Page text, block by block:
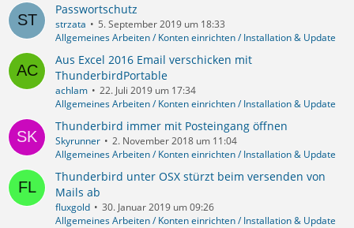
Passwortschutz
strzata
5. September 2019 um 18:33
Allgemeines Arbeiten / Konten einrichten / Installation & Update
Aus Excel 2016 Email verschicken mit
ThunderbirdPortable
achlam
22. Juli 2019 um 17:34
Allgemeines Arbeiten / Konten einrichten / Installation & Update
Thunderbird immer mit Posteingang öffnen
Skyrunner
2. November 2018 um 11:04
Allgemeines Arbeiten / Konten einrichten / Installation & Update
Thunderbird unter OSX stürzt beim versenden von
Mails ab
fluxgold
30. Januar 2019 um 09:26
Allgemeines Arbeiten / Konten einrichten / Installation & Update